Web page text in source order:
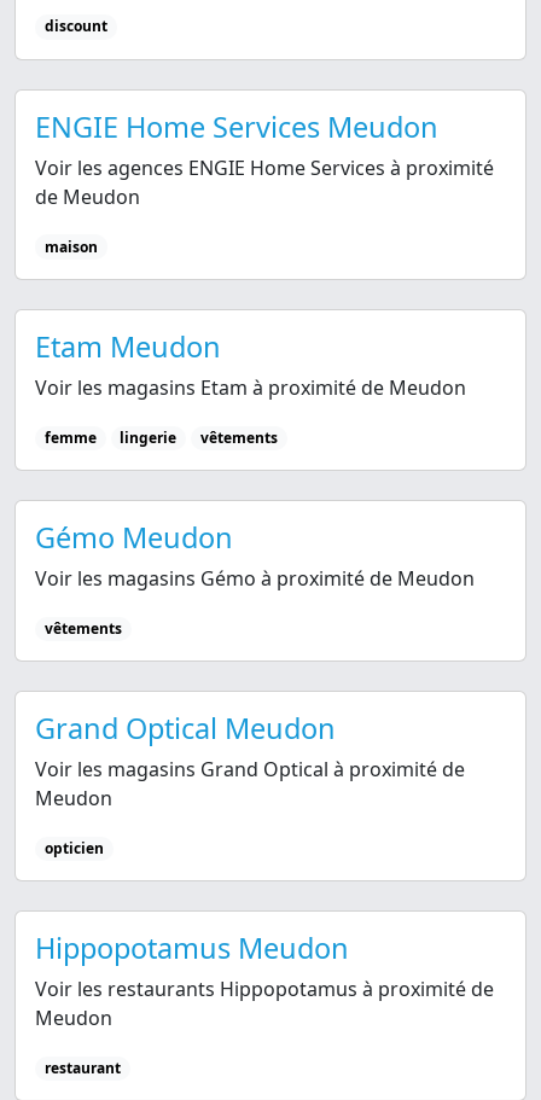
discount
ENGIE Home Services Meudon
Voir les agences ENGIE Home Services à proximité
de Meudon
maison
Etam Meudon
Voir les magasins Etam à proximité de Meudon
femme lingerie vêtements
Gémo Meudon
Voir les magasins Gémo à proximité de Meudon
vêtements
Grand Optical Meudon
Voir les magasins Grand Optical à proximité de
Meudon
opticien
Hippopotamus Meudon
Voir les restaurants Hippopotamus à proximité de
Meudon
restaurant